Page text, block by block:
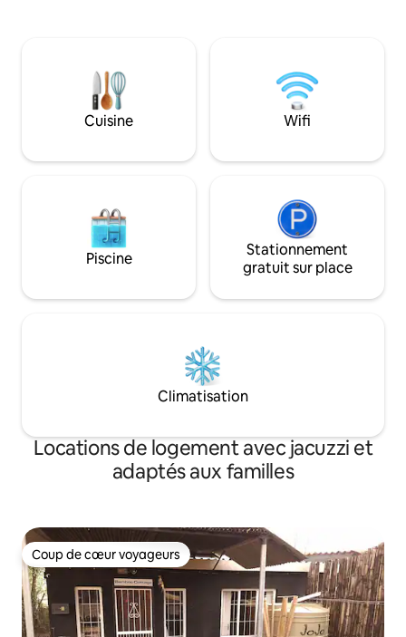
pendant votre séjour ! Pas d'installations
de braai. Cuisine minimaliste : micro-
ondes, réfrigérateur bar, bouilloire et
grille-pain. Couverts, assiettes, tasses et
2 km de la N3,
accessibles et
Yellowwoods
chalets de 2
DSTV + braai.
Cuisine Wifi
Piscine
Stationnement
gratuit sur place
Climatisation
Locations de logement avec jacuzzi et
adaptés aux familles
Coup de cœur voyageurs
Coup de cœur voyageurs